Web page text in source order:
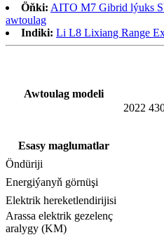
Öňki: AITO M7 Gibrid lýuks
awtoulag
Indiki: Li L8 Lixiang Range
Awtoulag modeli
2022
Esasy maglumatlar
Öndüriji
Energiýanyň görnüşi
Elektrik hereketlendirijisi
Arassa elektrik gezelenç
aralygy (KM)